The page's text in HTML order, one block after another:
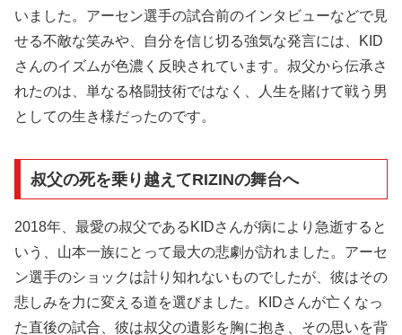
いました。アーセン選手の試合前のインタビューなどで見
せる不敵な笑みや、自分を信じ切る強気な発言には、KID
さんのイズムが色濃く反映されています。叔父から伝承さ
れたのは、単なる格闘技術ではなく、人生を賭けて戦う男
としての生き様だったのです。
叔父の死を乗り越えてRIZINの舞台へ
2018年、最愛の叔父であるKIDさんが病により急逝すると
いう、山本一族にとって最大の悲劇が訪れました。アーセ
ン選手のショックは計り知れないものでしたが、彼はその
悲しみを力に変える道を選びました。KIDさんが亡くなっ
た直後の試合、彼は叔父の遺影を胸に抱き、その思いを背